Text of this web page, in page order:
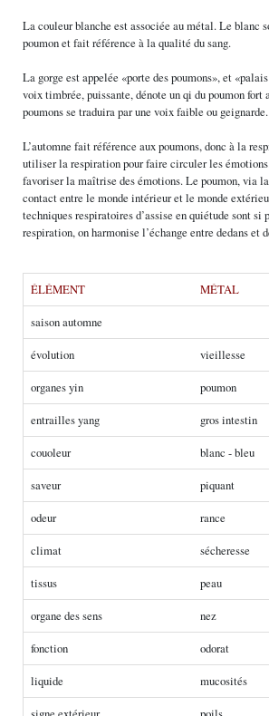
La couleur blanche est associée au métal. Le blanc
poumon et fait référence à la qualité du sang.
La gorge est appelée «porte des poumons», et
voix timbrée, puissante, dénote un qi du poumon fort
poumons se traduira par une voix faible ou geignarde.
L’automne fait référence aux poumons, donc à la
utiliser la respiration pour faire circuler les
favoriser la maîtrise des émotions. Le poumon, via
contact entre le monde intérieur et le monde
techniques respiratoires d’assise en quiétude sont si
respiration, on harmonise l’échange entre dedans et
ÉLÉMENT
MÉTAL
saison automne
évolution
vieillesse
organes yin
poumon
entrailles yang
gros intestin
couoleur
blanc - bleu
saveur
piquant
odeur
rance
climat
sécheresse
tissus
peau
organe des sens
nez
fonction
odorat
liquide
mucosités